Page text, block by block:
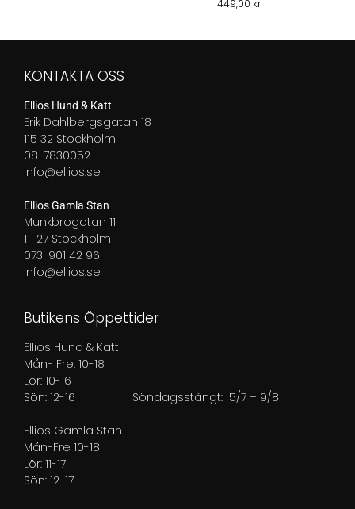
449,00 kr
KONTAKTA OSS
Ellios Hund & Katt
Erik Dahlbergsgatan 18
115 32 Stockholm
08-7830052
info@ellios.se
Ellios Gamla Stan
Munkbrogatan 11
111 27 Stockholm
073-901 42 96
info@ellios.se
Butikens Öppettider
Ellios Hund & Katt
Mån- Fre: 10-18
Lör: 10-16
Sön: 12-16 Söndagsstängt: 5/7 – 9/8
Ellios Gamla Stan
Mån-Fre 10-18
Lör: 11-17
Sön: 12-17